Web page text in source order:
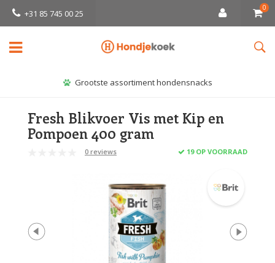
+31 85 745 00 25
0
Grootste assortiment hondensnacks
Fresh Blikvoer Vis met Kip en
Pompoen 400 gram
0 reviews 19 OP VOORRAAD